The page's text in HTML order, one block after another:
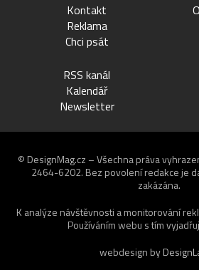
Kontakt
Reklama
Chci psát
RSS kanál
Kalendář
Newsletter
© DesignMag.cz – Všechna práva
2464-6202. Bez povolení redakce je
zakázána.
K analýze návštěvnosti a monitorování
Používáním webu s tím
webdesign by